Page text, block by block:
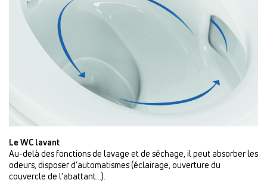
Le WC lavant
Au-delà des fonctions de lavage et de séchage, il peut absorber les
odeurs, disposer d’automatismes (éclairage, ouverture du
couvercle de l’abattant…).